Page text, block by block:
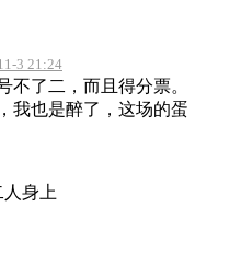
3 21:24
不了二，而且得分票。
我也是醉了，这场的蛋
身上